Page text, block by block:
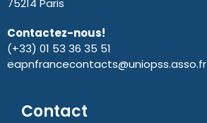
Contactez-nous!
(+33) 01 53 36 35 51
eapnfrancecontacts@uniopss.asso.fr
Contact